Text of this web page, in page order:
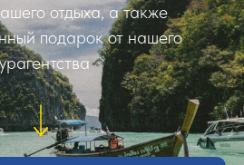
отдыха, а также
подарок от нашего